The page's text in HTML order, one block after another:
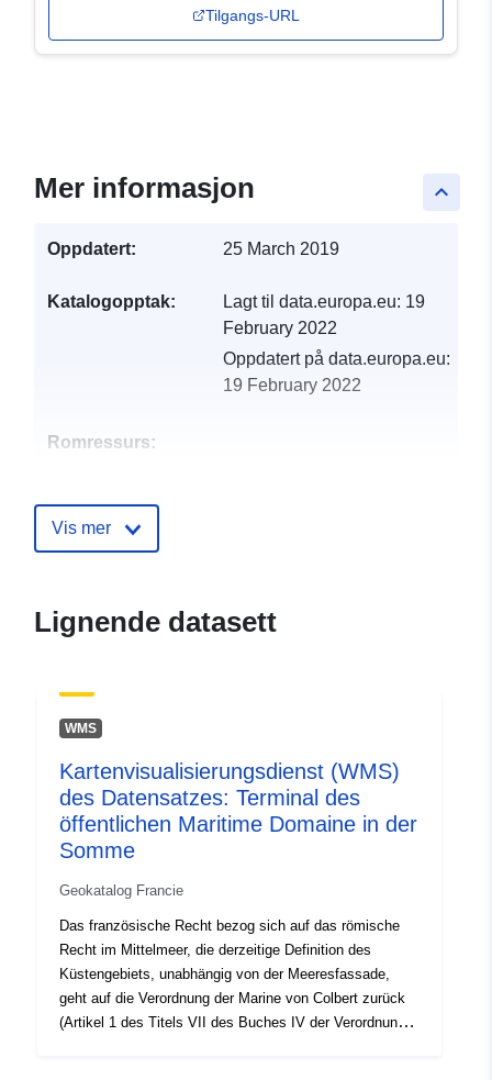
Tilgangs-URL
keyboard_arrow_up
Mer informasjon
Oppdatert: 25 March 2019
Katalogopptak: Lagt til data.europa.eu: 19
February 2022
Oppdatert på data.europa.eu:
19 February 2022
Romressurs:
415ee2a1a3a5
Type:
Ressurs:
http://inspire.ec.europa.eu/
codelist/ResourceType/services
Vis mer
Lignende datasett
WMS
Kartenvisualisierungsdienst (WMS)
des Datensatzes: Terminal des
öffentlichen Maritime Domaine in der
Somme
Geokatalog Francie
Das französische Recht bezog sich auf das römische
Recht im Mittelmeer, die derzeitige Definition des
Küstengebiets, unabhängig von der Meeresfassade,
geht auf die Verordnung der Marine von Colbert zurück
(Artikel 1 des Titels VII des Buches IV der Verordnung